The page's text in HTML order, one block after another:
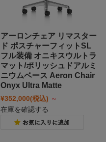
アーロンチェア リマスター
ド ポスチャーフィットSL
フル装備 オニキスウルトラ
マット/ポリッシュドアルミ
ニウムベース Aeron Chair
Onyx Ultra Matte
¥352,000(税込) ～
在庫を確認する